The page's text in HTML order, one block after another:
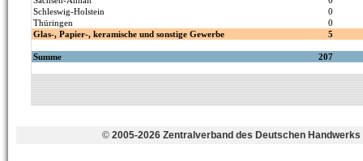
© 2005-2026 Zentralverband des Deutschen Handwerks